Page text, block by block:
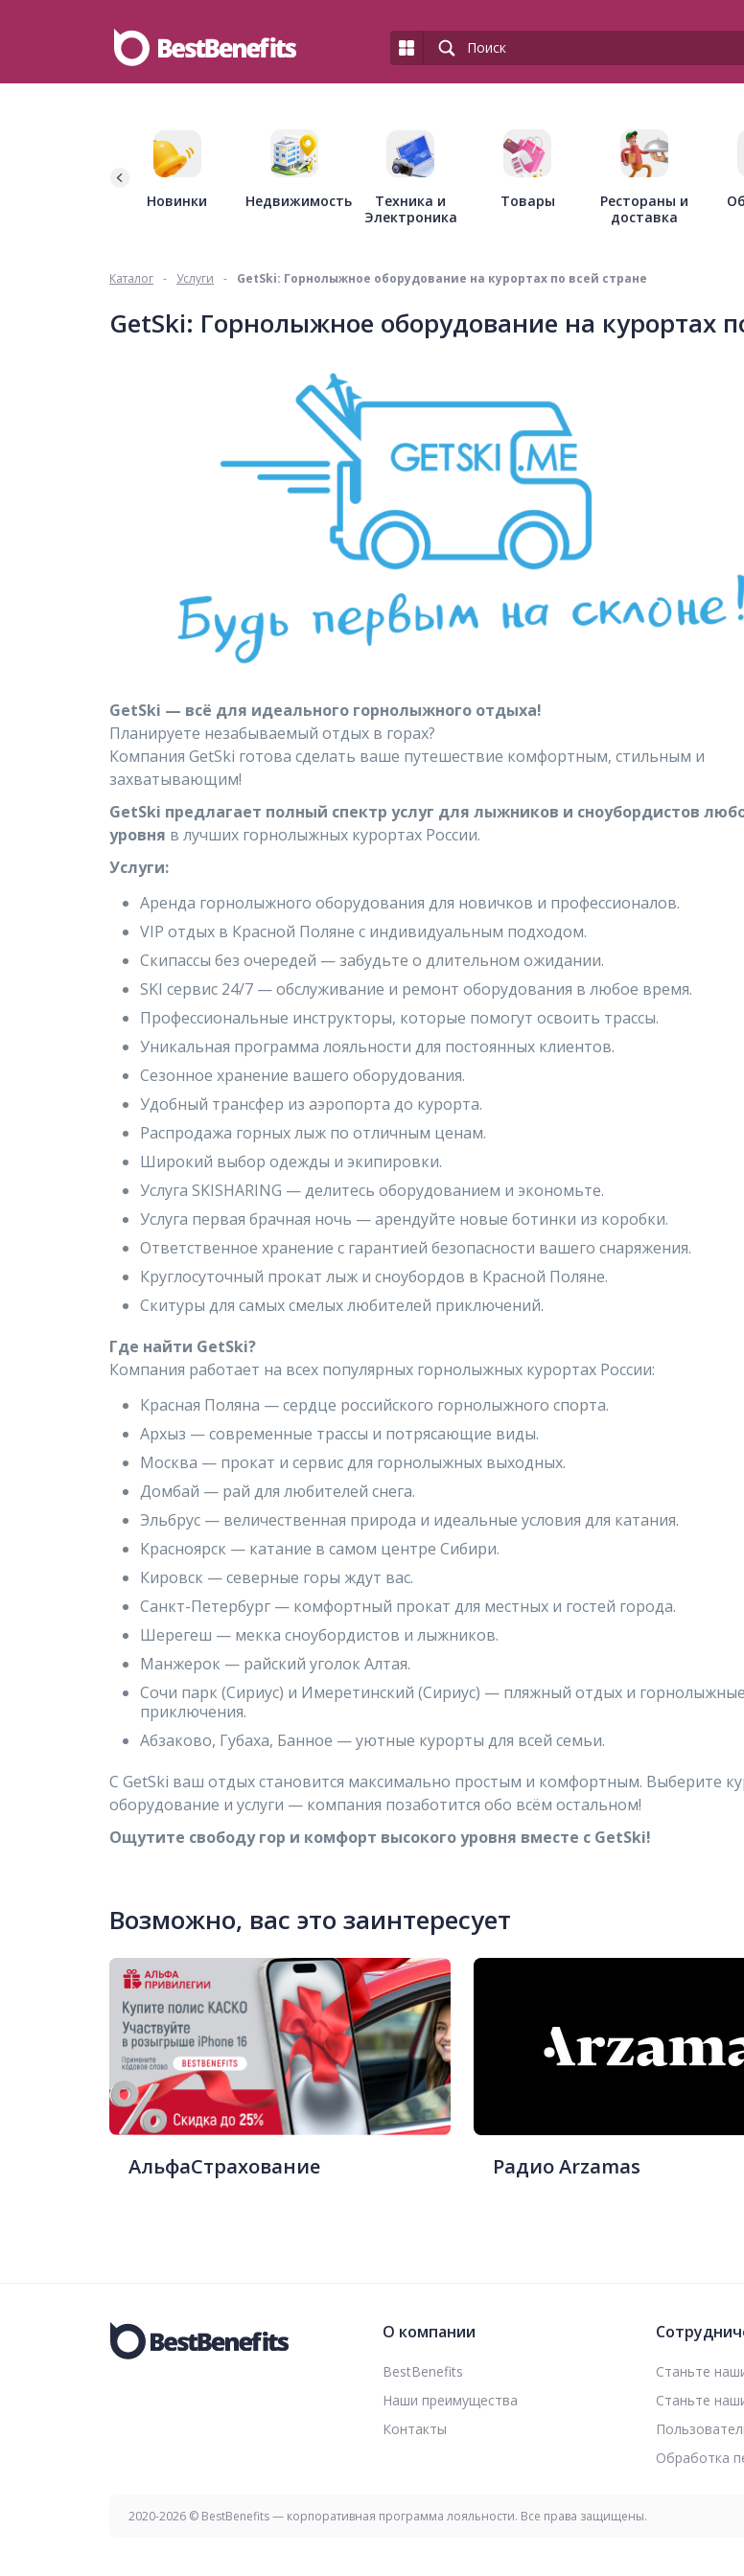
Новинки Недвижимость
Техника и
Электроника
Товары
Рестораны и
доставка
Каталог - Услуги - GetSki: Горнолыжное оборудование на курортах по всей стране
GetSki: Горнолыжное оборудование на курортах
GetSki — всё для идеального горнолыжного отдыха!
Планируете незабываемый отдых в горах?
Компания GetSki готова сделать ваше путешествие комфортным, стильным и
захватывающим!
GetSki предлагает полный спектр услуг для лыжников и сноубордистов
уровня в лучших горнолыжных курортах России.
Услуги:
Аренда горнолыжного оборудования для новичков и профессионалов.
VIP отдых в Красной Поляне с индивидуальным подходом.
Скипассы без очередей — забудьте о длительном ожидании.
SKI сервис 24/7 — обслуживание и ремонт оборудования в любое время.
Профессиональные инструкторы, которые помогут освоить трассы.
Уникальная программа лояльности для постоянных клиентов.
Сезонное хранение вашего оборудования.
Удобный трансфер из аэропорта до курорта.
Распродажа горных лыж по отличным ценам.
Широкий выбор одежды и экипировки.
Услуга SKISHARING — делитесь оборудованием и экономьте.
Услуга первая брачная ночь — арендуйте новые ботинки из коробки.
Ответственное хранение с гарантией безопасности вашего снаряжения.
Круглосуточный прокат лыж и сноубордов в Красной Поляне.
Скитуры для самых смелых любителей приключений.
Где найти GetSki?
Компания работает на всех популярных горнолыжных курортах России:
Красная Поляна — сердце российского горнолыжного спорта.
Архыз — современные трассы и потрясающие виды.
Москва — прокат и сервис для горнолыжных выходных.
Домбай — рай для любителей снега.
Эльбрус — величественная природа и идеальные условия для катания.
Красноярск — катание в самом центре Сибири.
Кировск — северные горы ждут вас.
Санкт-Петербург — комфортный прокат для местных и гостей города.
Шерегеш — мекка сноубордистов и лыжников.
Манжерок — райский уголок Алтая.
Сочи парк (Сириус) и Имеретинский (Сириус) — пляжный отдых и горнолыжные
приключения.
Абзаково, Губаха, Банное — уютные курорты для всей семьи.
С GetSki ваш отдых становится максимально простым и комфортным. Выберите
оборудование и услуги — компания позаботится обо всём остальном!
Ощутите свободу гор и комфорт высокого уровня вместе с GetSki!
Возможно, вас это заинтересует
АльфаСтрахование Радио Arzamas
О компании
BestBenefits
Наши преимущества
Контакты
Станьте
Станьте
Обработка
2020-2026 © BestBenefits — корпоративная программа лояльности. Все права защищены.